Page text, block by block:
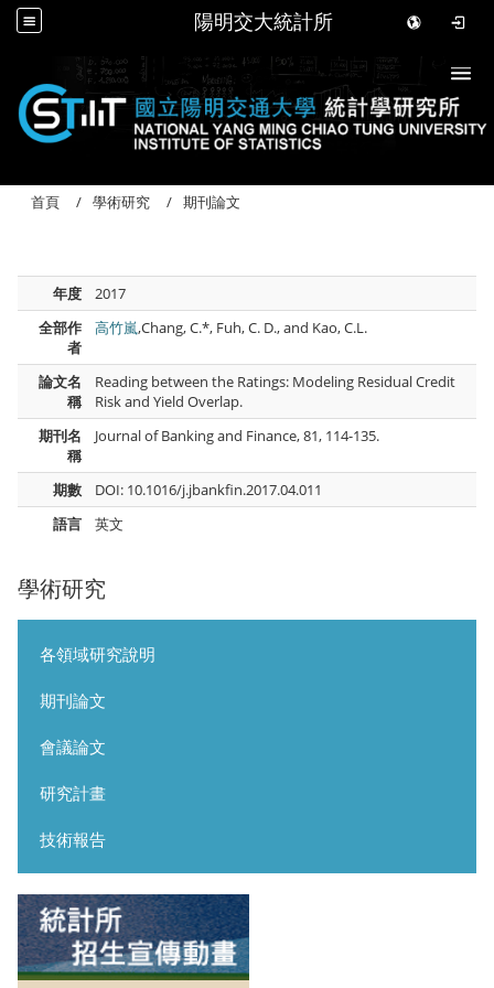
陽明交大統計所
學術研究
各領域研究說明
期刊論文
會議論文
研究計畫
技術報告
首頁 學術研究 期刊論文
年度
2017
全部作
者
高竹嵐,Chang, C.*, Fuh, C. D., and Kao, C.L.
論文名
稱
Reading between the Ratings: Modeling Residual Credit
Risk and Yield Overlap.
期刊名
稱
Journal of Banking and Finance, 81, 114-135.
期數
DOI: 10.1016/j.jbankfin.2017.04.011
語言
英文